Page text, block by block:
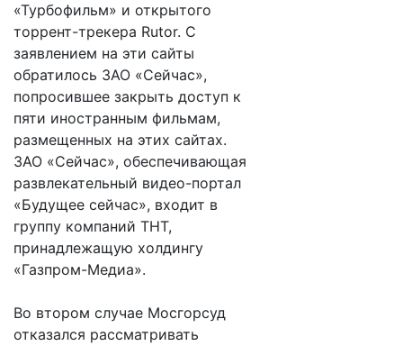
«Турбофильм» и открытого
торрент-трекера Rutor. С
заявлением на эти сайты
обратилось ЗАО «Сейчас»,
попросившее закрыть доступ к
пяти иностранным фильмам,
размещенных на этих сайтах.
ЗАО «Сейчас», обеспечивающая
развлекательный видео-портал
«Будущее сейчас», входит в
группу компаний ТНТ,
принадлежащую холдингу
«Газпром-Медиа».
Во втором случае Мосгорсуд
отказался рассматривать